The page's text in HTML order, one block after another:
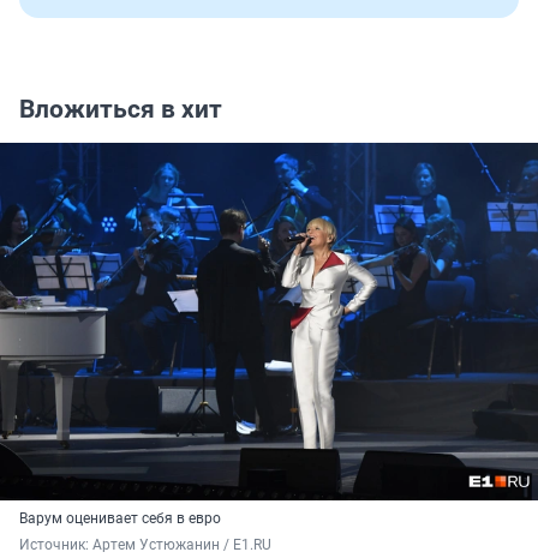
Вложиться в хит
Варум оценивает себя в евро
Источник: Артем Устюжанин / E1.RU